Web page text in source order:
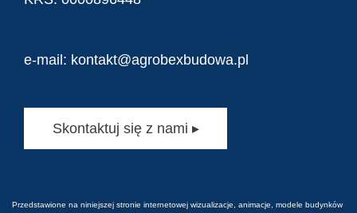
e-mail: kontakt@agrobexbudowa.pl
Skontaktuj się z nami ▸
Przedstawione na niniejszej stronie internetowej wizualizacje, animacje, modele budynków